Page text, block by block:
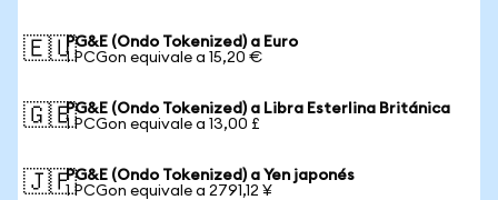
🇪🇺PG&E (Ondo Tokenized) a Euro
1 PCGon equivale a 15,20 €
🇬🇧PG&E (Ondo Tokenized) a Libra Esterlina Británica
1 PCGon equivale a 13,00 £
🇯🇵PG&E (Ondo Tokenized) a Yen japonés
1 PCGon equivale a 2791,12 ¥